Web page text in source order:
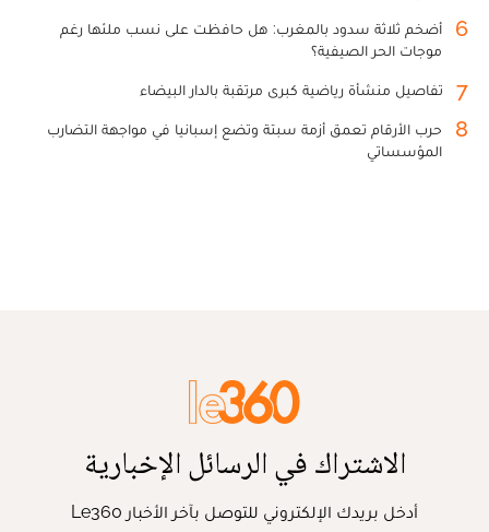
6
أضخم ثلاثة سدود بالمغرب: هل حافظت على نسب ملئها رغم
موجات الحر الصيفية؟
7 تفاصيل منشأة رياضية كبرى مرتقبة بالدار البيضاء
8
حرب الأرقام تعمق أزمة سبتة وتضع إسبانيا في مواجهة التضارب
المؤسساتي
الاشتراك في الرسائل الإخبارية
أدخل بريدك الإلكتروني للتوصل بآخر الأخبار Le360